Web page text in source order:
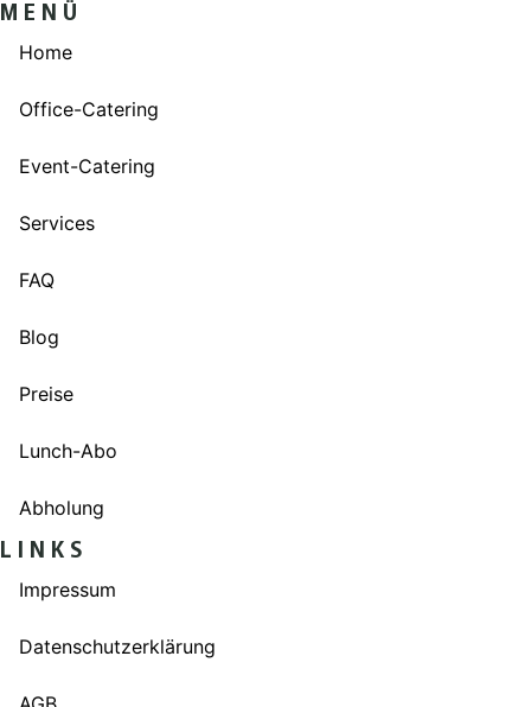
MENÜ
Home
Office-Catering
Event-Catering
Services
FAQ
Blog
Preise
Lunch-Abo
Abholung
LINKS
Impressum
Datenschutzerklärung